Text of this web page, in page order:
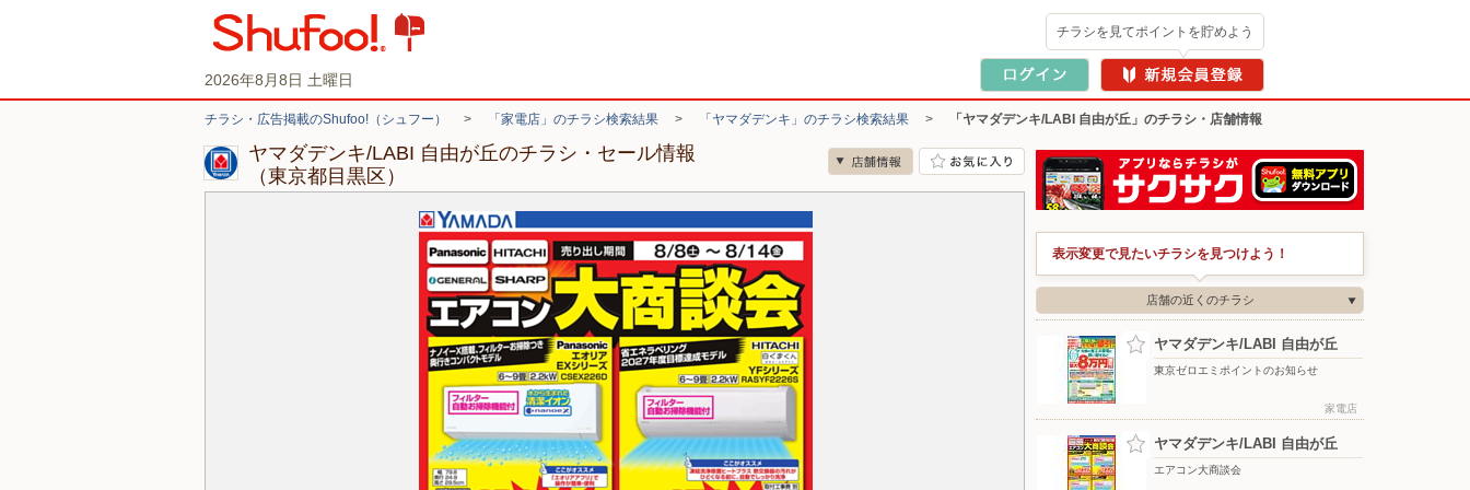
2026年8月8日 土曜日
チラシを見てポイントを貯めよう
チラシ・広告掲載のShufoo!（シュフー） > 「家電店」のチラシ検索結果 > 「ヤマダデンキ」のチラシ検索結果 > 「ヤマダデンキ/LABI 自由が丘」のチラシ・店舗情報
ヤマダデンキ/LABI 自由が丘のチラシ・セール情報
（東京都目黒区）
表示変更で見たいチラシを見つけよう！
店舗の近くのチラシ
ヤマダデンキ/LABI 自由が丘
東京ゼロエミポイントのお知らせ
家電店
ヤマダデンキ/LABI 自由が丘
エアコン大商談会